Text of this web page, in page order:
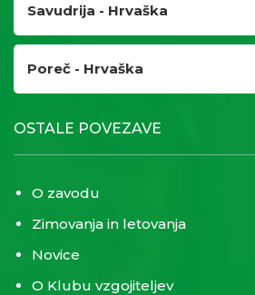
Savudrija - Hrvaška
Poreč - Hrvaška
OSTALE POVEZAVE
O zavodu
Zimovanja in letovanja
Novice
O Klubu vzgojiteljev